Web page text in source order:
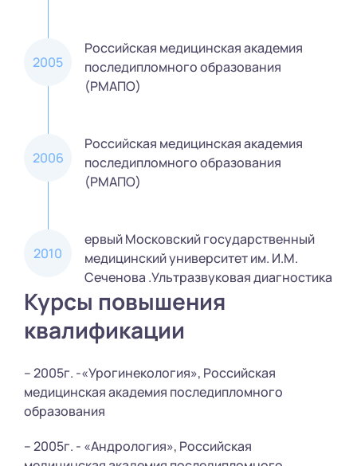
2005
Российская медицинская академия
последипломного образования
(РМАПО)
2006
Российская медицинская академия
последипломного образования
(РМАПО)
2010
ервый Московский государственный
медицинский университет им. И.М.
Сеченова .Ультразвуковая диагностика
Курсы повышения
квалификации
– 2005г. -«Урогинекология», Российская
медицинская академия последипломного
образования
– 2005г. - «Андрология», Российская